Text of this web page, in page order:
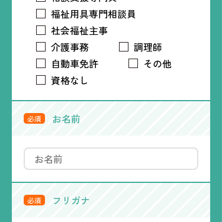
福祉用具専門相談員
社会福祉主事
介護事務
調理師
自動車免許
その他
資格なし
必須 お名前
必須 フリガナ